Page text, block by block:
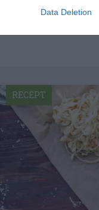
Data Deletion
persilja,...
RECEPT